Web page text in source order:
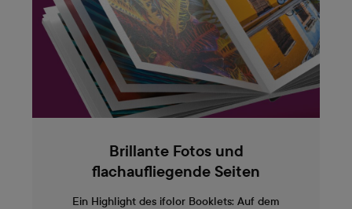
Brillante Fotos und
flachaufliegende Seiten
Ein Highlight des ifolor Booklets: Auf dem